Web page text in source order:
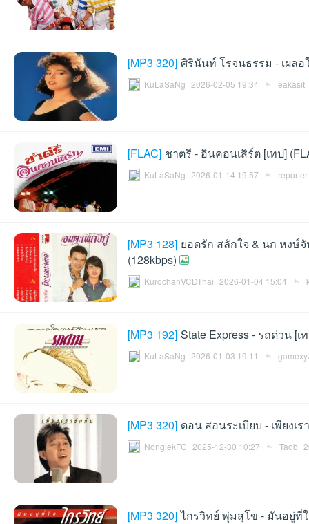
[MP3 320] ศิรินันท์ โรจนธรรม - เผลอ
KuLaSaNg 2026-02-05 19:34 eakasit
[FLAC] ชาตรี - อินคอนเสิร์ต [เทป]
KuLaSaNg 2026-01-14 19:57 reporter
[MP3 128] ยอดรัก สลักใจ & นก หงษ์
(128kbps)
KurochanVCDThai 2026-01-04 15:04
[MP3 192] State Express - รถด่วน [เ
KuLaSaNg 2026-01-03 19:11
[MP3 320] ดอน สอนระเบียบ - เพียงเ
NonglekFC 2025-12-30 10:27 Taob
[MP3 320] ไกรวิทย์ พุ่มสุโข - มันอยู่ที่ใ